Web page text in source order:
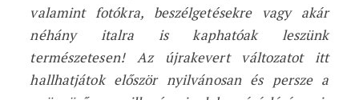
valamint fotókra, beszélgetésekre vagy akár
néhány italra is kaphatóak leszünk
természetesen! Az újrakevert változatot itt
hallhatjátok először nyilvánosan és persze a